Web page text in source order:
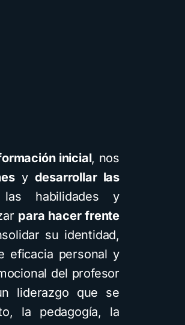
inicial, nos
y desarrollar las
habilidades y
para hacer frente
su identidad,
eficacia personal y
del profesor
liderazgo que se
la pedagogía, la